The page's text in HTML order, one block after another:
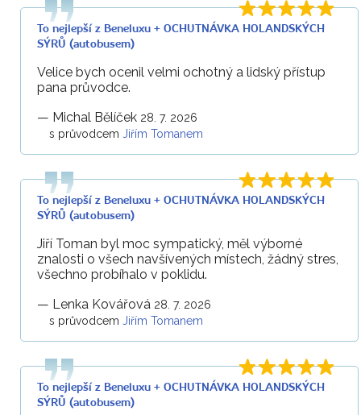
To nejlepší z Beneluxu + OCHUTNÁVKA HOLANDSKÝCH
SÝRŮ (autobusem)
Velice bych ocenil velmi ochotný a lidský přístup
pana průvodce.
— Michal Bělíček 28. 7. 2026
s průvodcem Jiřím Tomanem
To nejlepší z Beneluxu + OCHUTNÁVKA HOLANDSKÝCH
SÝRŮ (autobusem)
Jiří Toman byl moc sympatický, měl výborné
znalosti o všech navšívených místech, žádný stres,
všechno probíhalo v poklidu.
— Lenka Kovářová 28. 7. 2026
s průvodcem Jiřím Tomanem
To nejlepší z Beneluxu + OCHUTNÁVKA HOLANDSKÝCH
SÝRŮ (autobusem)